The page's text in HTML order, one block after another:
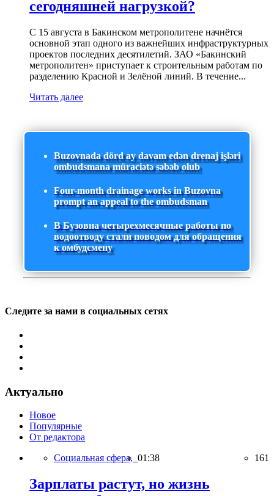
сегодняшней нагрузкой?
С 15 августа в Бакинском метрополитене начнётся
основной этап одного из важнейших инфраструктурных
проектов последних десятилетий. ЗАО «Бакинский
метрополитен» приступает к строительным работам по
разделению Красной и Зелёной линий. В течение...
Читать далее
Buzovnada dörd ay davam edən drenaj işləri
ombudsmana müraciətə səbəb olub
Four-month drainage works in Buzovna
prompt an appeal to the ombudsman
В Бузовна четырехмесячные работы по
водоотводу стали поводом для обращения
к омбудсмену
Следите за нами в социальных сетях
Актуально
Новое
Популярные
От редактора
Социальная сфера, 01:38 161
Зарплаты растут, но жизнь